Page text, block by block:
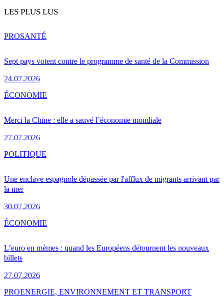
LES PLUS LUS
Sept pays votent contre le programme de santé de la Commission
24.07.2026
PROSANTÉ
Merci la Chine : elle a sauvé l’économie mondiale
27.07.2026
ÉCONOMIE
Une enclave espagnole dépassée par l'afflux de migrants arrivant par
la mer
30.07.2026
POLITIQUE
L’euro en mèmes : quand les Européens détournent les nouveaux
billets
27.07.2026
ÉCONOMIE
PROENERGIE, ENVIRONNEMENT ET TRANSPORT